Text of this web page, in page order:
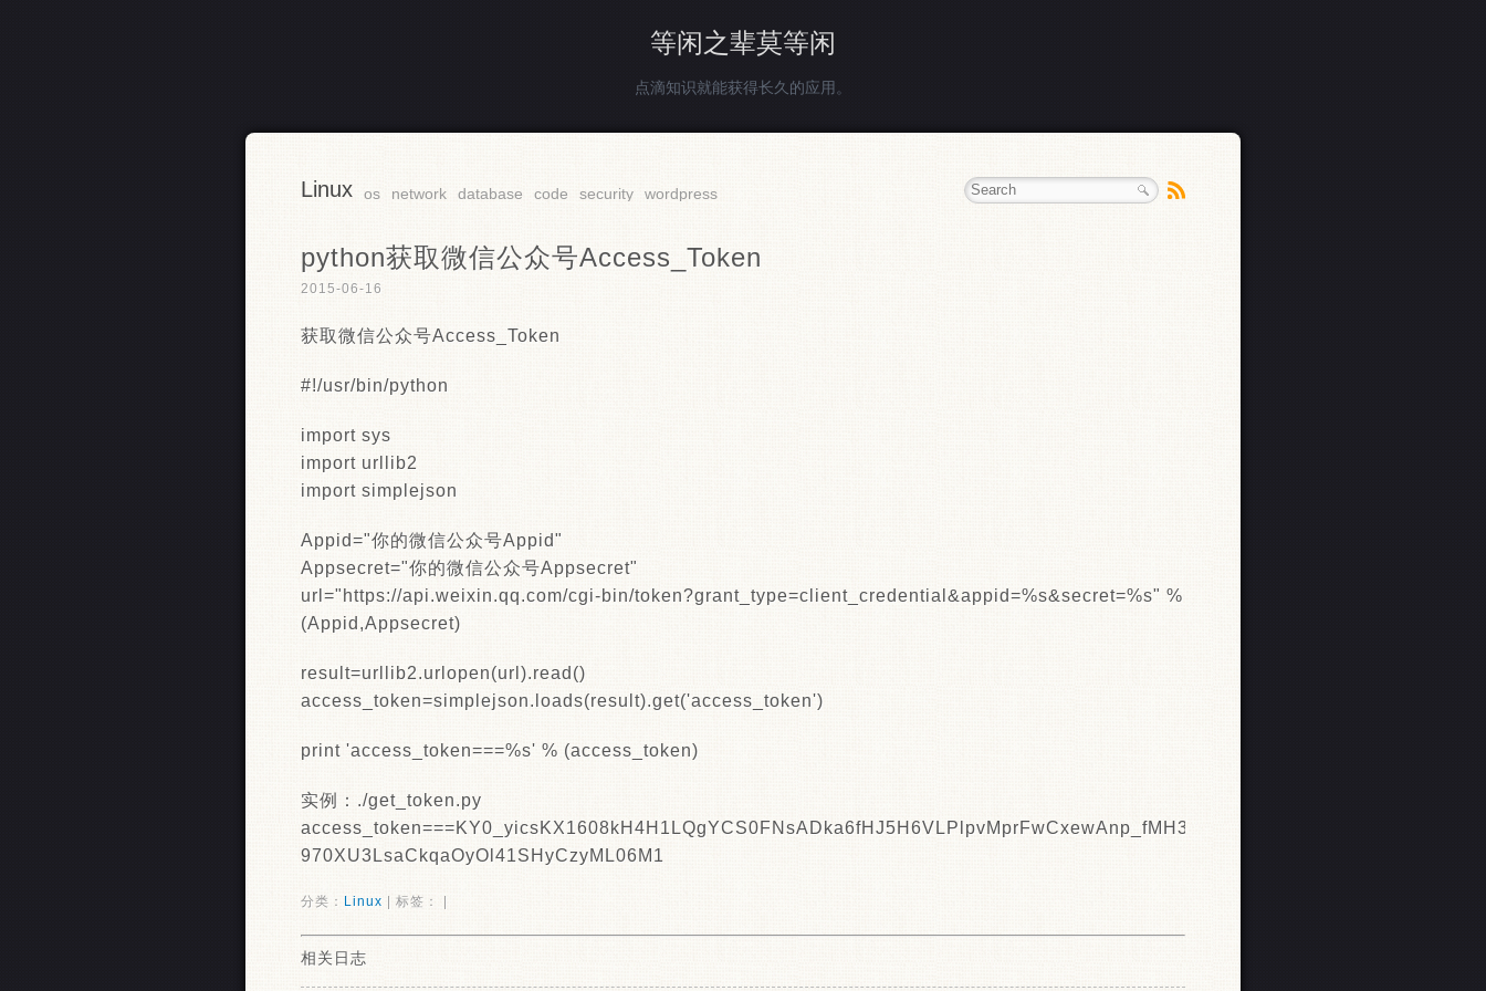
等闲之辈莫等闲
点滴知识就能获得长久的应用。
Linux os network database code security wordpress
python获取微信公众号Access_Token
2015-06-16
获取微信公众号Access_Token
#!/usr/bin/python
import sys
import urllib2
import simplejson
Appid="你的微信公众号Appid"
Appsecret="你的微信公众号Appsecret"
url="https://api.weixin.qq.com/cgi-bin/token?grant_type=client_credential&appid=%s&secret=%s" %
(Appid,Appsecret)
result=urllib2.urlopen(url).read()
access_token=simplejson.loads(result).get('access_token')
print 'access_token===%s' % (access_token)
实例：./get_token.py
access_token===KY0_yicsKX1608kH4H1LQgYCS0FNsADka6fHJ5H6VLPlpvMprFwCxewAnp_fMH3vigPJJJp0d6j-
970XU3LsaCkqaOyOl41SHyCzyML06M1
分类： Linux | 标签： |
相关日志